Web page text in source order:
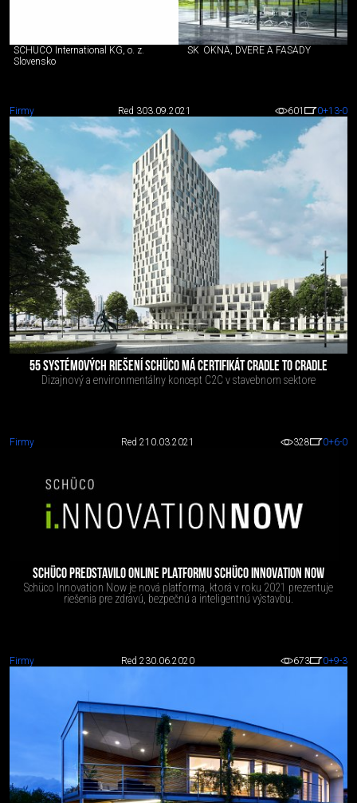
SCHÜCO International KG, o. z.
Slovensko
SK OKNÁ, DVERE A FASÁDY
Firmy Red 303.09.2021 601 0+13-0
55 SYSTÉMOVÝCH RIEŠENÍ SCHÜCO MÁ CERTIFIKÁT CRADLE TO CRADLE
Dizajnový a environmentálny koncept C2C v stavebnom sektore
Firmy Red 210.03.2021 328 0+6-0
SCHÜCO PREDSTAVILO ONLINE PLATFORMU SCHÜCO INNOVATION NOW
Schüco Innovation Now je nová platforma, ktorá v roku 2021 prezentuje
riešenia pre zdravú, bezpečnú a inteligentnú výstavbu.
Firmy Red 2 30.06.2020 673 0+9-3